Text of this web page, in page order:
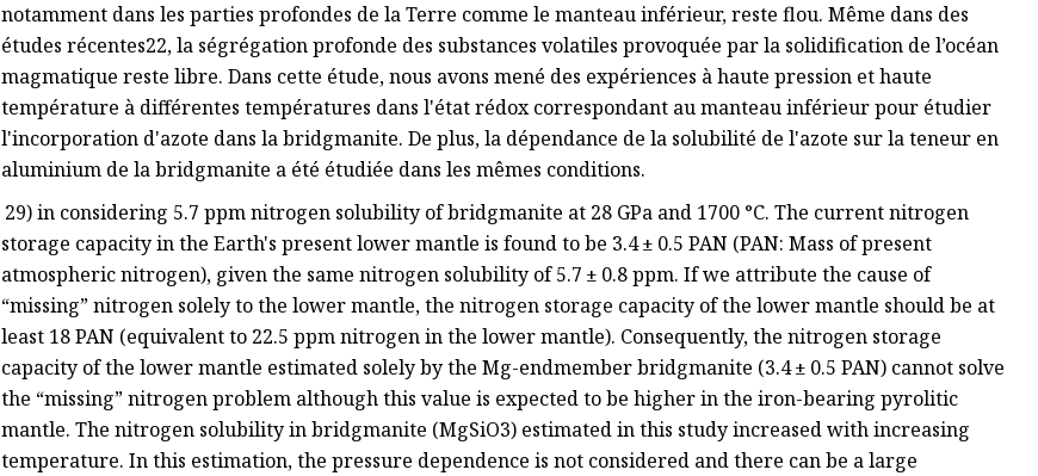
notamment dans les parties profondes de la Terre comme le manteau inférieur, reste flou. Même dans des
études récentes22, la ségrégation profonde des substances volatiles provoquée par la solidification de l’océan
magmatique reste libre. Dans cette étude, nous avons mené des expériences à haute pression et haute
température à différentes températures dans l'état rédox correspondant au manteau inférieur pour étudier
l'incorporation d'azote dans la bridgmanite. De plus, la dépendance de la solubilité de l'azote sur la teneur en
aluminium de la bridgmanite a été étudiée dans les mêmes conditions.
29) in considering 5.7 ppm nitrogen solubility of bridgmanite at 28 GPa and 1700 °C. The current nitrogen
storage capacity in the Earth's present lower mantle is found to be 3.4 ± 0.5 PAN (PAN: Mass of present
atmospheric nitrogen), given the same nitrogen solubility of 5.7 ± 0.8 ppm. If we attribute the cause of
“missing” nitrogen solely to the lower mantle, the nitrogen storage capacity of the lower mantle should be at
least 18 PAN (equivalent to 22.5 ppm nitrogen in the lower mantle). Consequently, the nitrogen storage
capacity of the lower mantle estimated solely by the Mg-endmember bridgmanite (3.4 ± 0.5 PAN) cannot solve
the “missing” nitrogen problem although this value is expected to be higher in the iron-bearing pyrolitic
mantle. The nitrogen solubility in bridgmanite (MgSiO3) estimated in this study increased with increasing
temperature. In this estimation, the pressure dependence is not considered and there can be a large